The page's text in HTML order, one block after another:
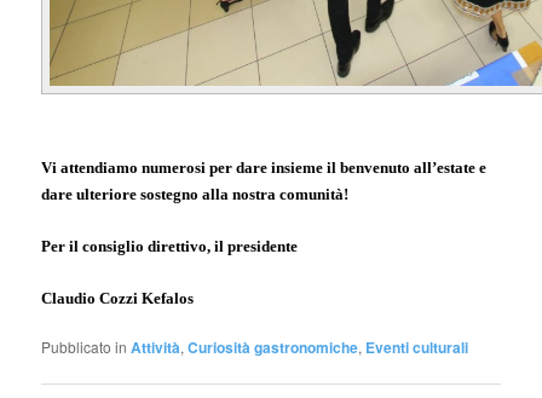
Vi attendiamo numerosi per dare insieme il benvenuto all’estate e
dare ulteriore sostegno alla nostra comunità!
Per il consiglio direttivo, il presidente
Claudio Cozzi Kefalos
Pubblicato in Attività,Curiosità gastronomiche, Eventi culturali